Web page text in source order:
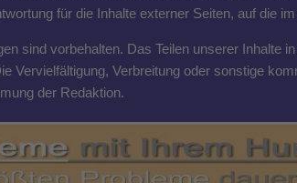
für die Inhalte externer Seiten, auf die
sind vorbehalten. Das Teilen unserer Inhalte
Vervielfältigung, Verbreitung oder sonstige
der Redaktion.